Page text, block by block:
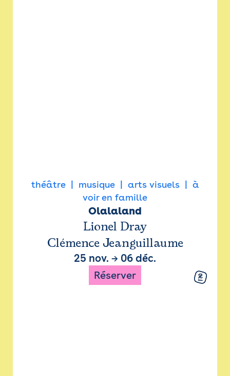
théâtre musique arts visuels
à
voir en famille
Olalaland
Lionel Dray
Clémence Jeanguillaume
25 nov. → 06 déc.
Réserver